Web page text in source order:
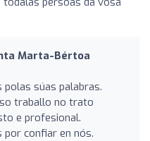
Marta-Bértoa
súas palabras.
traballo no trato
e profesional.
por confiar en nós.